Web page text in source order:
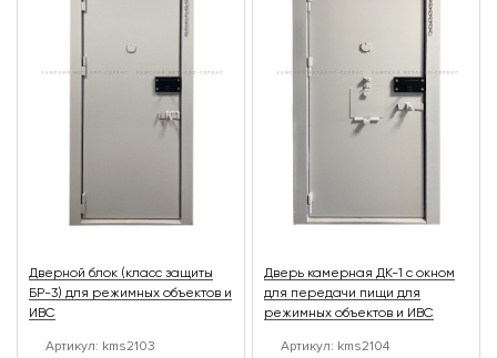
Дверной блок (класс защиты
БР-3) для режимных объектов и
ИВС
Артикул: kms2103
Дверь камерная ДК-1 с окном
для передачи пищи для
режимных объектов и ИВС
Артикул: kms2104